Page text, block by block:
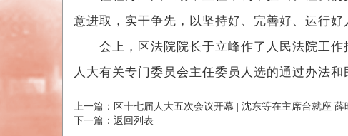
意进取，实干争先，以坚持好、完善好、运行
会上，区法院院长于立峰作了人民法院工作
人大有关专门委员会主任委员人选的通过办法和
上一篇： 区十七届人大五次会议开幕 | 沈东等在主席台就座
下一篇： 返回列表